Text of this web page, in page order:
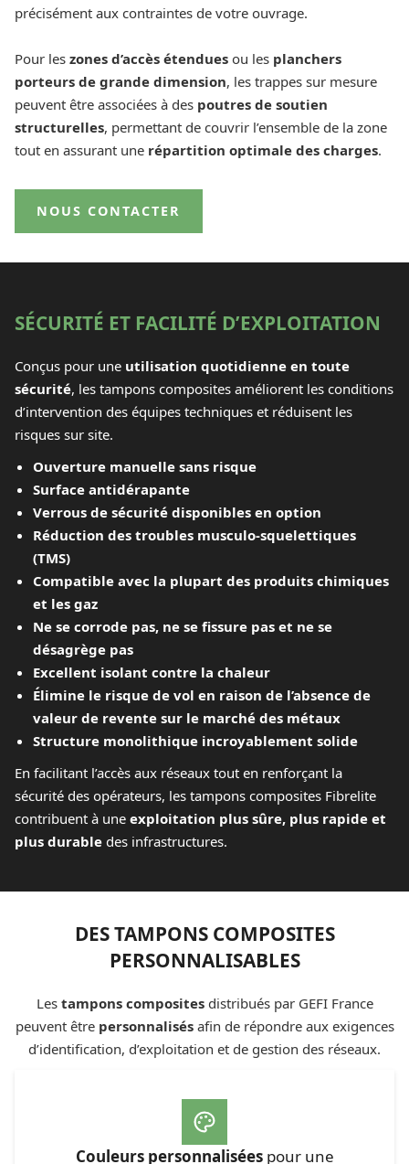
précisément aux contraintes de votre ouvrage.
Pour les zones d’accès étendues ou les planchers
porteurs de grande dimension, les trappes sur mesure
peuvent être associées à des poutres de soutien
structurelles, permettant de couvrir l’ensemble de la zone
tout en assurant une répartition optimale des charges.
NOUS CONTACTER
SÉCURITÉ ET FACILITÉ D’EXPLOITATION
Conçus pour une utilisation quotidienne en toute
sécurité, les tampons composites améliorent les conditions
d’intervention des équipes techniques et réduisent les
risques sur site.
Ouverture manuelle sans risque
Surface antidérapante
Verrous de sécurité disponibles en option
Réduction des troubles musculo-squelettiques
(TMS)
Compatible avec la plupart des produits chimiques
et les gaz
Ne se corrode pas, ne se fissure pas et ne se
désagrège pas
Excellent isolant contre la chaleur
Élimine le risque de vol en raison de l’absence de
valeur de revente sur le marché des métaux
Structure monolithique incroyablement solide
En facilitant l’accès aux réseaux tout en renforçant la
sécurité des opérateurs, les tampons composites Fibrelite
contribuent à une exploitation plus sûre, plus rapide et
plus durable des infrastructures.
DES TAMPONS COMPOSITES
PERSONNALISABLES
Les tampons composites distribués par GEFI France
peuvent être personnalisésafin de répondre aux exigences
d’identification, d’exploitation et de gestion des réseaux.
Couleurs personnaliséespour une